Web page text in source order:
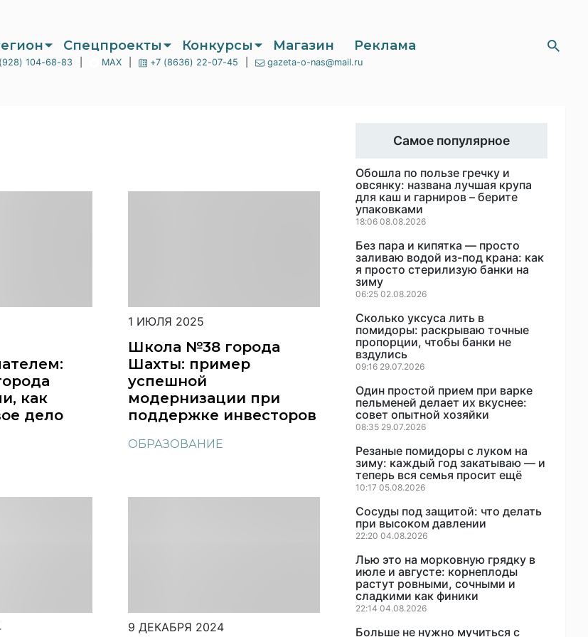
Спецпроекты Конкурсы Магазин Реклама
104-68-83 MAX +7 (8636) 22-07-45 gazeta-o-nas@mail.ru
как
дело
1 ИЮЛЯ 2025
Школа №38 города
Шахты: пример
успешной
модернизации при
поддержке инвесторов
ОБРАЗОВАНИЕ
9 ДЕКАБРЯ 2024
Самое популярное
Обошла по пользе гречку и
овсянку: названа лучшая крупа
для каш и гарниров – берите
упаковками
18:06 08.08.2026
Без пара и кипятка — просто
заливаю водой из-под крана: как
я просто стерилизую банки на
зиму
06:25 02.08.2026
Сколько уксуса лить в
помидоры: раскрываю точные
пропорции, чтобы банки не
вздулись
09:16 29.07.2026
Один простой прием при варке
пельменей делает их вкуснее:
совет опытной хозяйки
08:35 29.07.2026
Резаные помидоры с луком на
зиму: каждый год закатываю — и
теперь вся семья просит ещё
10:17 05.08.2026
Сосуды под защитой: что делать
при высоком давлении
22:20 04.08.2026
Лью это на морковную грядку в
июле и августе: корнеплоды
растут ровными, сочными и
сладкими как финики
22:14 04.08.2026
Больше не нужно мучиться с